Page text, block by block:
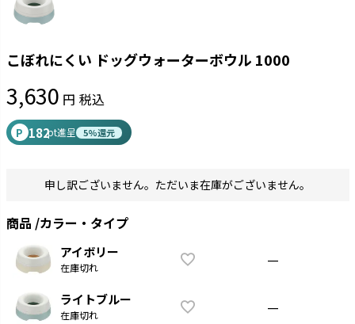
こぼれにくい ドッグウォーターボウル 1000
3,630 税込
P 182pt進呈 5%還元
申し訳ございません。ただいま在庫がございません。
商品 カラー・タイプ
アイボリー
在庫切れ —
ライトブルー
在庫切れ —